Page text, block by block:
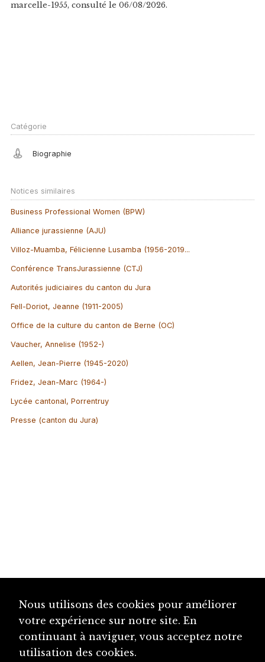
marcelle-1955, consulté le 06/08/2026.
Catégorie
Biographie
Notices similaires
Business Professional Women (BPW)
Alliance jurassienne (AJU)
Villoz-Muamba, Félicienne Lusamba (1956-2019...
Conférence TransJurassienne (CTJ)
Autorités judiciaires du canton du Jura
Fell-Doriot, Jeanne (1911-2005)
Office de la culture du canton de Berne (OC)
Vaucher, Annelise (1952-)
Aellen, Jean-Pierre (1945-2020)
Fridez, Jean-Marc (1964-)
Lycée cantonal, Porrentruy
Presse (canton du Jura)
Nous utilisons des cookies pour améliorer
votre expérience sur notre site. En
continuant à naviguer, vous acceptez notre
utilisation des cookies.